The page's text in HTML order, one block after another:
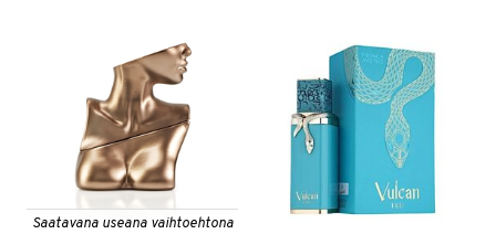
Saatavana useana vaihtoehtona